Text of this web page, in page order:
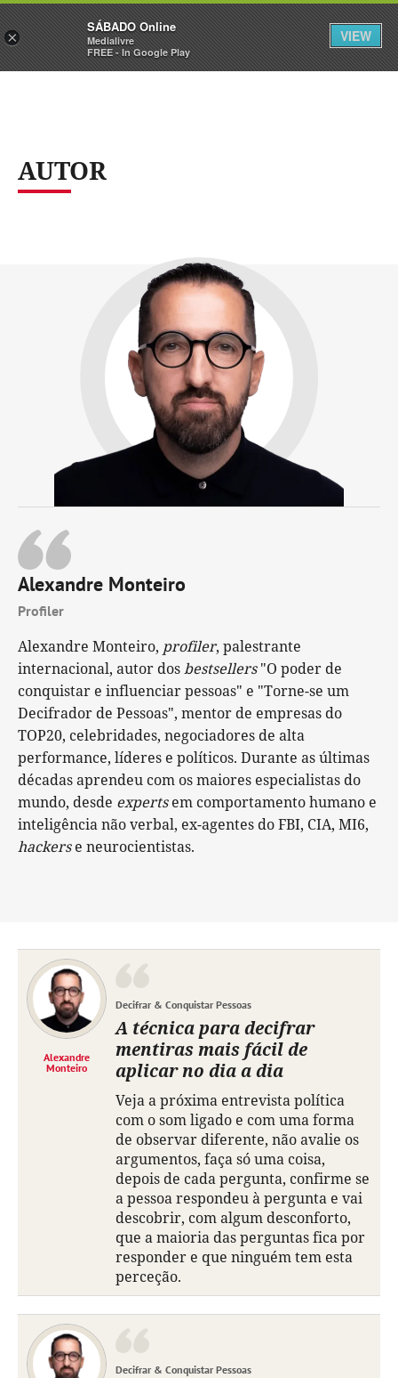
Sábado Assine Iniciar Sessão
AUTOR
Alexandre Monteiro
Profiler
Alexandre Monteiro, profiler, palestrante
internacional, autor dosbestsellers"O poder de
conquistar e influenciar pessoas" e "Torne-se um
Decifrador de Pessoas", mentor de empresas do
TOP20, celebridades, negociadores de alta
performance, líderes e políticos. Durante as últimas
décadas aprendeu com os maiores especialistas do
mundo, desde expertsem comportamento humano e
inteligência não verbal, ex-agentes do FBI, CIA, MI6,
hackerse neurocientistas.
Alexandre
Monteiro
Decifrar & Conquistar Pessoas
A técnica para decifrar
mentiras mais fácil de
aplicar no dia a dia
Veja a próxima entrevista política
com o som ligado e com uma forma
de observar diferente, não avalie os
argumentos, faça só uma coisa,
depois de cada pergunta, confirme se
a pessoa respondeu à pergunta e vai
descobrir, com algum desconforto,
que a maioria das perguntas fica por
responder e que ninguém tem esta
perceção.
Decifrar & Conquistar Pessoas
×
SÁBADO Online
Medialivre
FREE - In Google Play
VIEW